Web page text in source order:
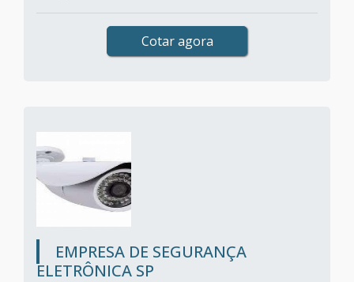
Cotar agora
EMPRESA DE SEGURANÇA
ELETRÔNICA SP